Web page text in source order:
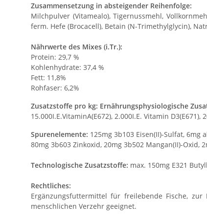
Zusammensetzung in absteigender Reihenfolge:
Milchpulver (Vitamealo), Tigernussmehl,
ferm. Hefe (Brocacell), Betain (N-Trimethylglycin),
Nährwerte des Mixes (i.Tr.):
Protein: 29,7 %
Kohlenhydrate: 37,4 %
Fett: 11,8%
Rohfaser: 6,2%
Zusatzstoffe pro kg: Ernährungsphysiologische
15.000I.E.VitaminA(E672), 2.000I.E. Vitamin D3(E671),
Spurenelemente: 125mg 3b103 Eisen(II)-Sulfat, 6mg
80mg 3b603 Zinkoxid, 20mg 3b502 Mangan(II)-Oxid,
Technologische Zusatzstoffe: max. 150mg E321
Rechtliches:
Ergänzungsfuttermittel für freilebende Fische,
menschlichen Verzehr geeignet.